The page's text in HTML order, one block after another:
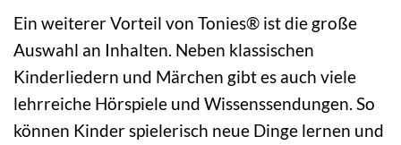
Ein weiterer Vorteil von Tonies® ist die große
Auswahl an Inhalten. Neben klassischen
Kinderliedern und Märchen gibt es auch viele
lehrreiche Hörspiele und Wissenssendungen. So
können Kinder spielerisch neue Dinge lernen und